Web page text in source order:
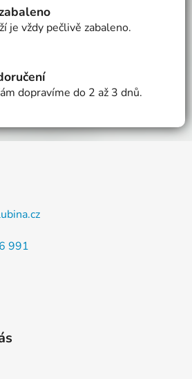
p
r
y
v
p
i
je vždy pečlivě zabaleno.
dopravíme do 2 až 3 dnů.
991